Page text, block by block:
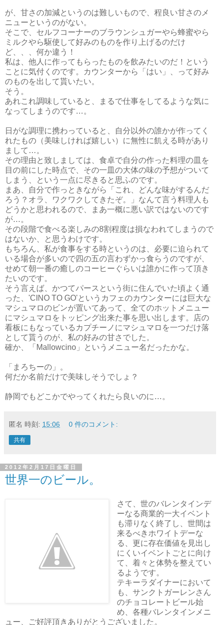
が、甘さの加減というのは難しいもので、程良い甘さのメ
ニューというのがない。
そこで、セルフコーナーのブラウンシュガーやら蜂蜜やら
ミルクやら駆使して好みのものを作り上げるのだけ
ど、、、何か違う！
私は、他人に作ってもらったものを飲みたいのだ！という
ことに気付くのです。カウンターから「はい」、って好み
のものを出して貰いたい。
そう。
あれこれ調味していると、まるで仕事をしてるような気に
なってしまうのです…。
日がな調理に携わっていると、自分以外の誰かが作ってく
れたもの（美味しければ嬉しい）に無性に飢える時があり
まして…。
その理由と致しましては、食卓で自分の作った料理の皿を
目の前にした時点で、その一皿の大体の味の予想がついて
しまう、という一点に尽きると思ふのです。
まあ、自分で作っときながら「これ、どんな味がするんだ
ろう？オラ、ワクワクしてきたぞ。」なんて言う料理人も
どうかと思われるので、まあ一概に悪い訳ではないのです
が…。
その段階で食べる楽しみの8割程度は損なわれてしまうので
はないか、と思うわけです。
もちろん、私が食事をする時というのは、必要に迫られて
いる場合が多いので四の五の言わずかっ食らうのですが、
せめて朝一番の癒しのコーヒーぐらいは誰かに作って頂き
たいのです。
そう言えば、かつてパースという街に住んでいた頃よく通
った、'CINO TO GO'というカフェのカウンターには巨大な
マシュマロのビンが置いてあって、全てのホットメニュー
にマシュマロをトッピング出来た事を思い出します。店の
看板にもなっているカプチーノにマシュマロを一つだけ落
として貰うのが、私の好みの甘さでした。
確か、「Mallowcino」というメニュー名だったかな。
「まろちーの」。
何だか名前だけで美味しそうでしょ？
静岡でもどこかでやってくれたら良いのに…。
匿名 時刻: 15:06 0 件のコメント:
共有
2012年2月17日金曜日
世界一のビール。
さて、世のバレンタインデ
ーなる商業的一大イベント
も滞りなく終了し、世間は
来るべきホワイトデーな
る、更に存在価値を見出し
にくいイベントごとに向け
て、着々と体勢を整えてい
るようです。
テキーラダイナーにおいて
も、サンクトガーレンさん
のチョコレートビール始
め、各種バレンタインメニ
ュー、ご好評頂きありがとうございました。